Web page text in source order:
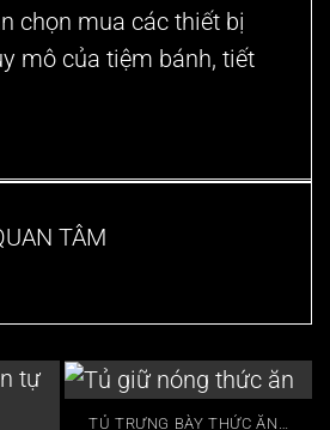
chọn mua các thiết bị
mô của tiệm bánh, tiết
TÂM